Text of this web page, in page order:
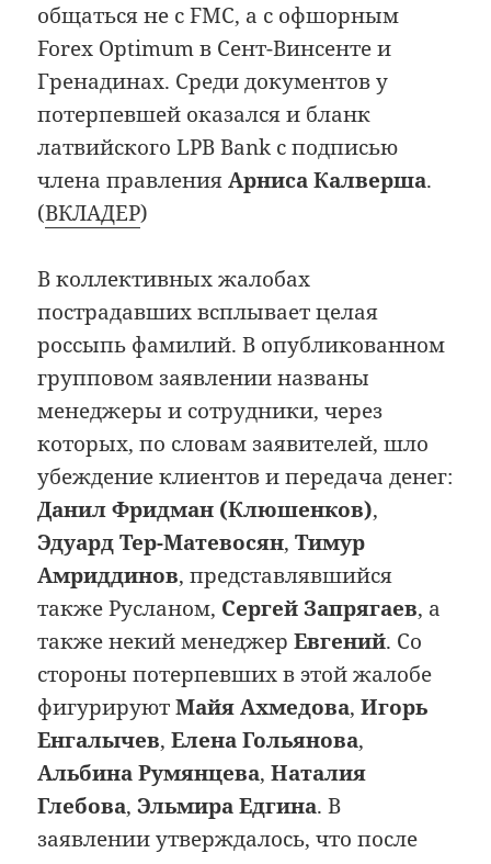
общаться не с FMC, а с офшорным
Forex Optimum в Сент-Винсенте и
Гренадинах. Среди документов у
потерпевшей оказался и бланк
латвийского LPB Bank с подписью
члена правленияАрниса Калверша.
(ВКЛАДЕР)
В коллективных жалобах
пострадавших всплывает целая
россыпь фамилий. В опубликованном
групповом заявлении названы
менеджеры и сотрудники, через
которых, по словам заявителей, шло
убеждение клиентов и передача денег:
Данил Фридман (Клюшенков),
Эдуард Тер-Матевосян,Тимур
Амриддинов, представлявшийся
также Русланом, Сергей Запрягаев, а
также некий менеджерЕвгений. Со
стороны потерпевших в этой жалобе
фигурируютМайя Ахмедова,Игорь
Енгалычев,Елена Гольянова,
Альбина Румянцева,Наталия
Глебова,Эльмира Едгина. В
заявлении утверждалось, что после